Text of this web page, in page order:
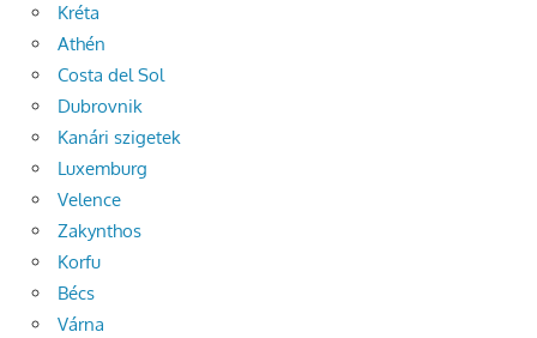
Kréta
Athén
Costa del Sol
Dubrovnik
Kanári szigetek
Luxemburg
Velence
Zakynthos
Korfu
Bécs
Várna